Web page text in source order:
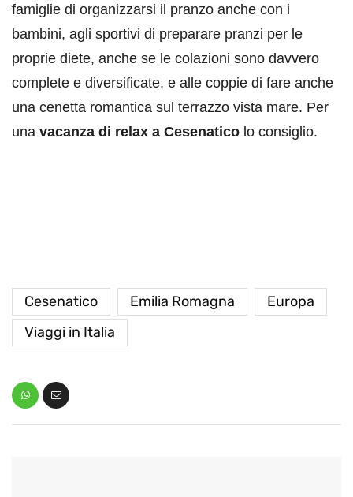
famiglie di organizzarsi il pranzo anche con i
bambini, agli sportivi di preparare pranzi per le
proprie diete, anche se le colazioni sono davvero
complete e diversificate, e alle coppie di fare anche
una cenetta romantica sul terrazzo vista mare. Per
una vacanza di relax a Cesenatico lo consiglio.
Cesenatico Emilia Romagna
Europa
Viaggi in Italia